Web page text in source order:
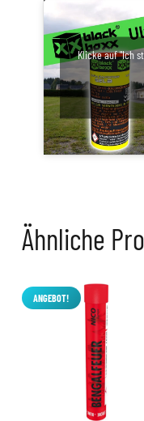
Klicke auf "Ich
Ähnliche
ANGEBOT!